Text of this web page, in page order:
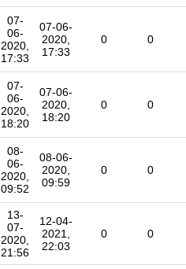
07-
06-
2020,
17:33
07-06-
2020,
17:33
0 0
07-
06-
2020,
18:20
07-06-
2020,
18:20
0 0
08-
06-
2020,
09:52
08-06-
2020,
09:59
0 0
13-
07-
2020,
21:56
12-04-
2021,
22:03
0 0